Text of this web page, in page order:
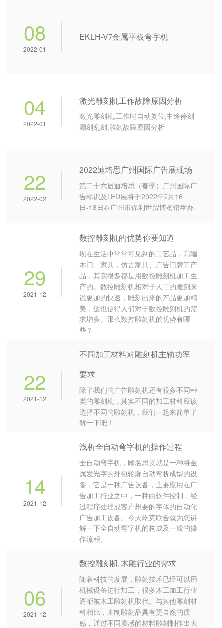
08
2022-01
EKLH-V7金属平板弯字机
04
2022-01
激光雕刻机工作故障原因分析
激光雕刻机,工作时自动复位,中途停刻
漏刻乱刻,雕刻故障原因分析
22
2022-02
2022迪培思广州国际广告展现场
第二十六届迪培思（春季）广州国际广
告标识及LED展将于2022年2月16
日-18日在广州市保利世贸博览馆举办
29
2021-12
数控雕刻机的优势你要知道
现在生活中常常可见到的工艺品，高端
木门、家具，仿古家具、广告门牌等产
品，其实很多都是用数控雕刻机加工生
产的。数控雕刻机相对于人工的雕刻来
说更加的快速，雕刻出来的产品更加精
美，这也使得人们对于数控雕刻机的需
求增多。那么数控雕刻机的优势有哪
些？
22
2021-12
不同加工材料对雕刻机主轴功率
要求
除了我们的广告雕刻机还有很多不同种
类的雕刻机，其实不同的加工材料应该
选择不同的雕刻机，我们一起来简单了
解一下吧！
14
2021-12
浅析全自动弯字机的操作过程
全自动弯字机，顾名思义就是一种将金
属发光字的外包轮廓自动弯折成型的设
备，它是一种广告设备，主要应用在广
告加工行业之中，一种由软件控制，经
过程序处理成客户想要的字体的自动化
广告加工设备。今天屹克联合就为您讲
解一下全自动弯字机的构成及一般的操
作流程。
06
2021-12
数控雕刻机 木雕行业的需求
随着科技的发展，雕刻技术已经可以用
机械设备进行加工，很多木工加工行业
逐渐被木工雕刻机取代。与其他雕刻材
料相比，木制雕刻品具有更自然的质
感，通过不同质感的材料雕刻制作出大